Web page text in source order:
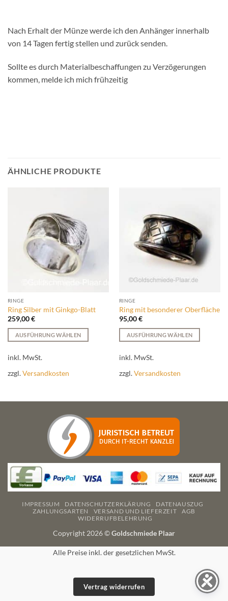
Nach Erhalt der Münze werde ich den Anhänger innerhalb
von 14 Tagen fertig stellen und zurück senden.
Sollte es durch Materialbeschaffungen zu Verzögerungen
kommen, melde ich mich frühzeitig
ÄHNLICHE PRODUKTE
RINGE
Ring Silber mit Ginkgo-Blatt
259,00€
AUSFÜHRUNG WÄHLEN
Produkt
mehrere
auf.
Produktseite
gewählt
werden
inkl. MwSt.
zzgl.Versandkosten
RINGE
Ring mit besonderer Oberfläche
95,00€
AUSFÜHRUNG WÄHLEN
Produkt
mehrere
auf.
können
auf
Produktseite
gewählt
werden
inkl. MwSt.
zzgl.Versandkosten
IMPRESSUM DATENSCHUTZERKLÄRUNG
DATENAUSZUG
ZAHLUNGSARTEN
VERSAND UND LIEFERZEIT
AGB
WIDERRUFBELEHRUNG
Copyright 2026 ©Goldschmiede Plaar
Alle Preise inkl. der gesetzlichen MwSt.
Vertrag widerrufen